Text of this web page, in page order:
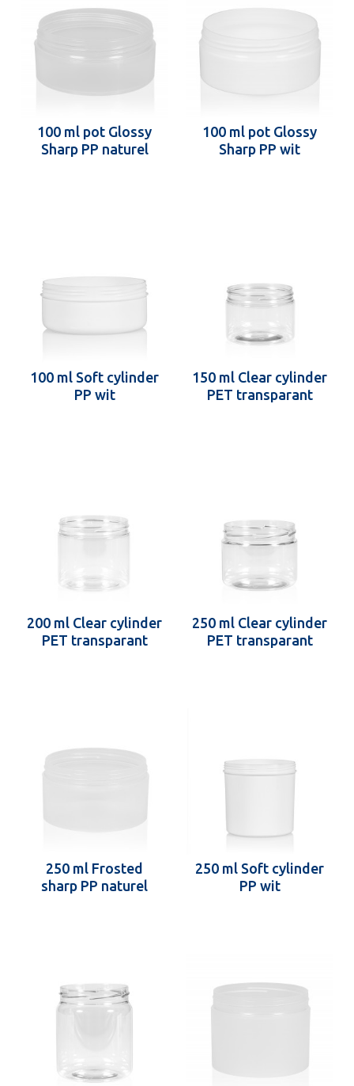
100 ml pot Glossy
Sharp PP naturel
100 ml pot Glossy
Sharp PP wit
100 ml Soft cylinder
PP wit
150 ml Clear cylinder
PET transparant
200 ml Clear cylinder
PET transparant
250 ml Clear cylinder
PET transparant
250 ml Frosted
sharp PP naturel
250 ml Soft cylinder
PP wit